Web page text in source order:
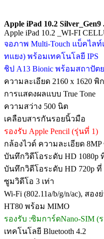
Apple iPad 10.2 Silver_Gen9
Apple iPad 10.2 _WI-FI
จอภาพ Multi‑Touch แบ็คไล
ทแยง) พร้อมเทคโนโลยี IPS
ชิป A13 Bionic พร้อมสถาปัต
ความละเอียด 2160 x 1620
การแสดงผลแบบ True Tone
ความสว่าง 500 นิต
เคลือบสารกันรอยนิ้วมือ
รองรับ Apple Pencil (รุ่นที่ 1)
กล้องไวด์ ความละเอียด
บันทึกวิดีโอระดับ HD 1080p
บันทึกวิดีโอระดับ HD 720p ที่
ซูมวิดีโอ 3 เท่า
Wi‑Fi (802.11a/b/g/n/ac), สอ
HT80 พร้อม MIMO
รองรับ :ซิมการ์ดNano‑SIM (
เทคโนโลยี Bluetooth 4.2